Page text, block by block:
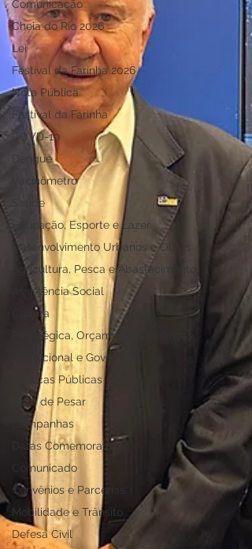
Comunicação
Cheia do Rio 2026
Lei
Festival da Farinha 2026
Nota Pública
Festival da Farinha
COVD-19
Dengue
Vacinômetro
Saúde
Educação, Esporte e Lazer
Desenvolvimento Urbanos e Obras
Agricultura, Pesca e Abastecimento
Assistência Social
Cultura
Estratégica, Orçamento e Finanças
Institucional e Governo
Políticas Públicas
Nota de Pesar
Campanhas
Datas Comemorativas
Comunicado
Convênios e Parcerias
Mobilidade e Trânsito
Defesa Civil